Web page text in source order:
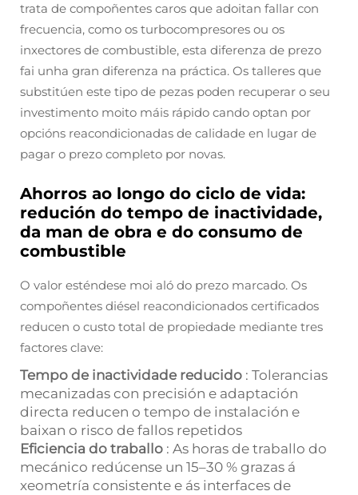
trata de compoñentes caros que adoitan fallar con
frecuencia, como os turbocompresores ou os
inxectores de combustible, esta diferenza de prezo
fai unha gran diferenza na práctica. Os talleres que
substitúen este tipo de pezas poden recuperar o seu
investimento moito máis rápido cando optan por
opcións reacondicionadas de calidade en lugar de
pagar o prezo completo por novas.
Ahorros ao longo do ciclo de vida:
redución do tempo de inactividade,
da man de obra e do consumo de
combustible
O valor esténdese moi aló do prezo marcado. Os
compoñentes diésel reacondicionados certificados
reducen o custo total de propiedade mediante tres
factores clave:
Tempo de inactividade reducido : Tolerancias
mecanizadas con precisión e adaptación
directa reducen o tempo de instalación e
baixan o risco de fallos repetidos
Eficiencia do traballo : As horas de traballo do
mecánico redúcense un 15–30 % grazas á
xeometría consistente e ás interfaces de